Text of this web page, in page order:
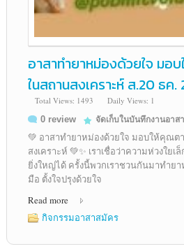
อาสาทำยาหม่องด้วยใจ ม
ในสถานสงเคราะห์ ส.20 ธค.
Total Views: 1493
Daily Views: 1
0 review
จัดเก็บในบันทึกงานอาสา
💚 อาสาทำยาหม่องด้วยใจ มอบให้คุณ
สงเคราะห์ 💚✨ เราเชื่อว่าความห่วงใย
ยิ่งใหญ่ได้ ครั้งนี้พวกเราชวนกันมาทำย
มือ ตั้งใจปรุงด้วยใจ
Read more
กิจกรรมอาสาสมัคร